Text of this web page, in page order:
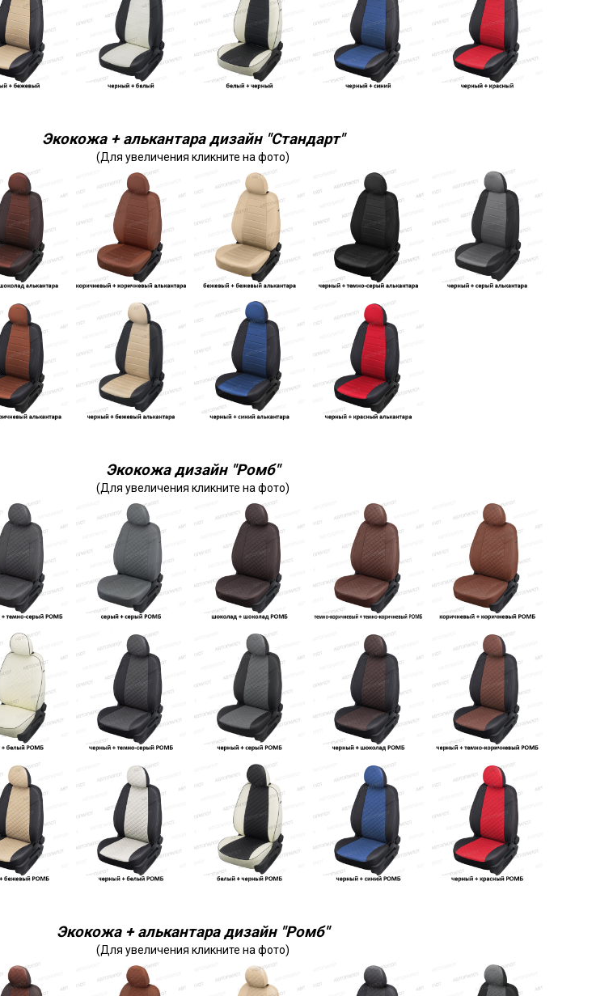
Экокожа + алькантара дизайн "Стандарт"
(Для увеличения кликните на фото)
Экокожа дизайн "Ромб"
(Для увеличения кликните на фото)
Экокожа + алькантара дизайн "Ромб"
(Для увеличения кликните на фото)